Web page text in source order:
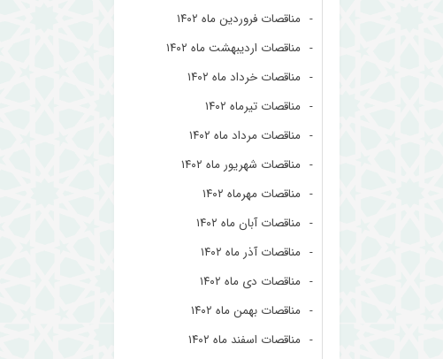
مناقصات فروردین ماه ۱۴۰۲
مناقصات اردیبهشت ماه ۱۴۰۲
مناقصات خرداد ماه ۱۴۰۲
مناقصات تیرماه ۱۴۰۲
مناقصات مرداد ماه ۱۴۰۲
مناقصات شهریور ماه ۱۴۰۲
مناقصات مهرماه ۱۴۰۲
مناقصات آبان ماه ۱۴۰۲
مناقصات آذر ماه ۱۴۰۲
مناقصات دی ماه ۱۴۰۲
مناقصات بهمن ماه ۱۴۰۲
مناقصات اسفند ماه ۱۴۰۲